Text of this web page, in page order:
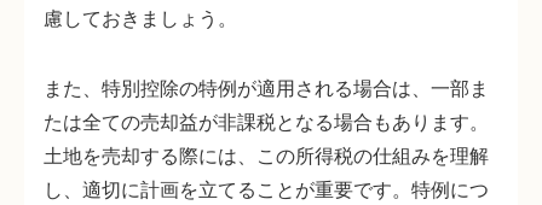
慮しておきましょう。
また、特別控除の特例が適用される場合は、一部ま
たは全ての売却益が非課税となる場合もあります。
土地を売却する際には、この所得税の仕組みを理解
し、適切に計画を立てることが重要です。特例につ